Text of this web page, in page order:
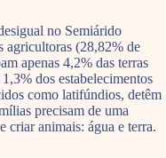
no Semiárido
agricultoras (28,82% de
apenas 4,2% das terras
dos estabelecimentos
como latifúndios, detêm
precisam de uma
criar animais: água e terra.